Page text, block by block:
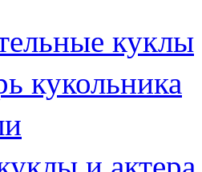
куклы
кукольника